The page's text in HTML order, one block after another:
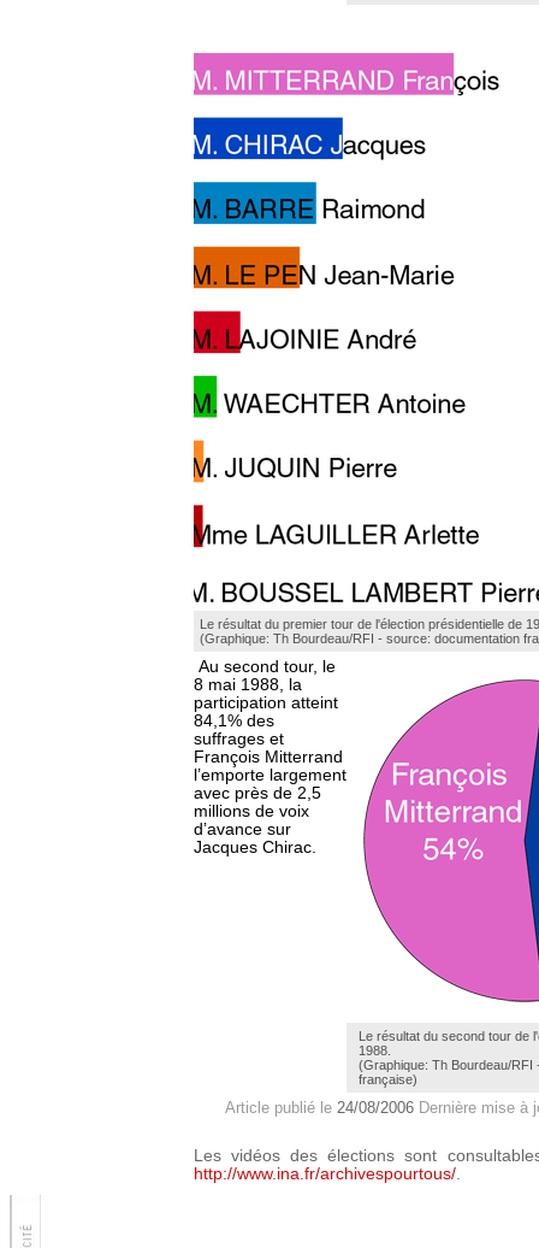
Le résultat du premier tour de l'élection présidentielle de
(Graphique: Th Bourdeau/RFI - source: documentation
Le résultat du second tour de
1988.
(Graphique: Th Bourdeau/RFI
française)
Au second tour, le
8 mai 1988, la
participation atteint
84,1% des
suffrages et
François Mitterrand
l’emporte largement
avec près de 2,5
millions de voix
d’avance sur
Jacques Chirac.
Article publié le 24/08/2006 Dernière mise à
Les vidéos des élections sont
http://www.ina.fr/archivespourtous/.